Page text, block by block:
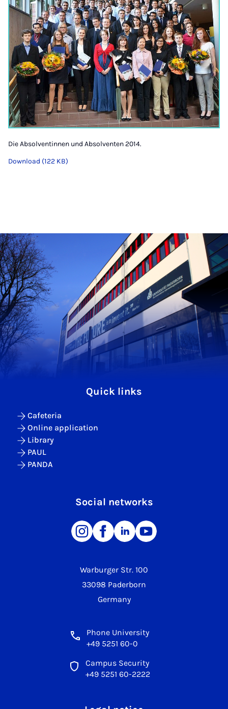
Die Absolventinnen und Absolventen 2014.
Download (122 KB)
Warburger Str. 100
33098 Paderborn
Germany
Phone University
+49 5251 60-0
Campus Security
+49 5251 60-2222
Quick links
Cafeteria
Online application
Library
PAUL
PANDA
Social networks